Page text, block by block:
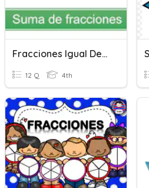
Fracciones Igual Denominador
12 Q 4th